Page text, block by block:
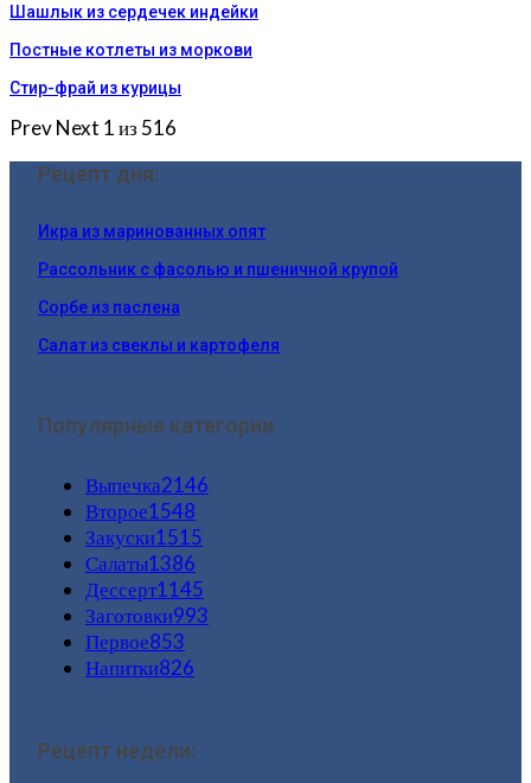
Шашлык из сердечек индейки
Постные котлеты из моркови
Стир-фрай из курицы
PrevNext 1 из 516
Рецепт дня:
Икра из маринованных опят
Рассольник с фасолью и пшеничной крупой
Сорбе из паслена
Салат из свеклы и картофеля
Популярные категории
Выпечка2146
Второе1548
Закуски1515
Салаты1386
Дессерт1145
Заготовки993
Первое853
Напитки826
Рецепт недели: